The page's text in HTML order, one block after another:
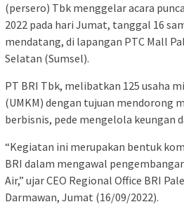
(persero) Tbk menggelar acara
2022 pada hari Jumat, tanggal 16
mendatang, di lapangan PTC Mall
Selatan (Sumsel).
PT BRI Tbk, melibatkan 125 usaha
(UMKM) dengan tujuan mendorong
berbisnis, pede mengelola keungan
“Kegiatan ini merupakan bentuk
BRI dalam mengawal
Air,” ujar CEO Regional Office BRI
Darmawan, Jumat (16/09/2022).